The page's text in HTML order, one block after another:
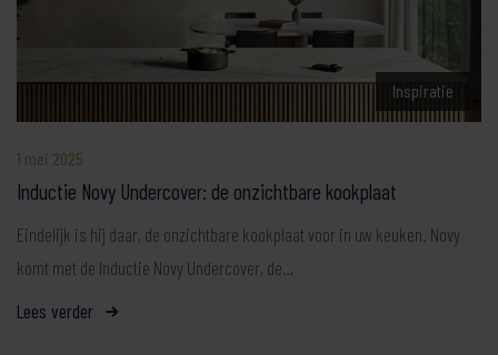
Inspiratie
1 mei 2025
Inductie Novy Undercover: de onzichtbare kookplaat
Eindelijk is hij daar, de onzichtbare kookplaat voor in uw keuken. Novy
komt met de Inductie Novy Undercover, de…
Lees verder